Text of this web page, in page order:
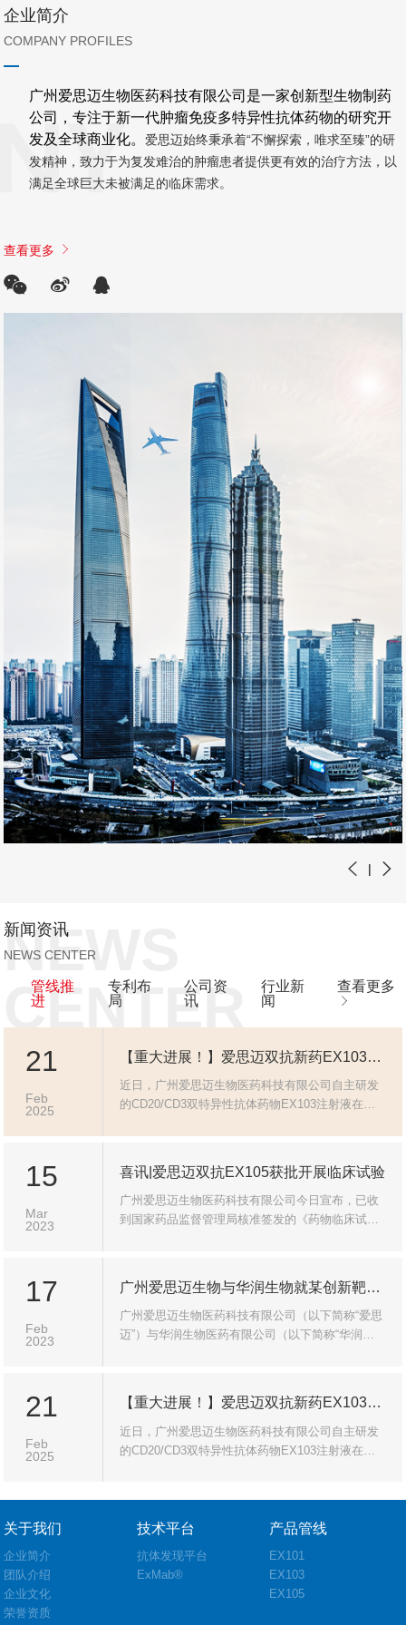
企业简介
COMPANY PROFILES
广州爱思迈生物医药科技有限公司是一家创新型生物制药
公司，专注于新一代肿瘤免疫多特异性抗体药物的研究开
发及全球商业化。 爱思迈始终秉承着“不懈探索，唯求至臻”的研
发精神，致力于为复发难治的肿瘤患者提供更有效的治疗方法，以
满足全球巨大未被满足的临床需求。
查看更多
|
新闻资讯
NEWS CENTER
NEWS
CENTER
管线推
进
专利布
局
公司资
讯
行业新
闻
查看更多
21
Feb
2025
【重大进展！】爱思迈双抗新药EX103初步II期临床数据再创佳绩，疗效显著超越全球同类产品，同时将进军自免领域！
近日，广州爱思迈生物医药科技有限公司自主研发
的CD20/CD3双特异性抗体药物EX103注射液在复
15
Mar
2023
喜讯|爱思迈双抗EX105获批开展临床试验
广州爱思迈生物医药科技有限公司今日宣布，已收
到国家药品监督管理局核准签发的《药物临床试验
17
Feb
2023
广州爱思迈生物与华润生物就某创新靶点双特异性抗体药物合作开发达成战略意向协议
广州爱思迈生物医药科技有限公司（以下简称“爱思
迈”）与华润生物医药有限公司（以下简称“华润生
21
Feb
2025
【重大进展！】爱思迈双抗新药EX103初步II期临床数据再创佳绩，疗效显著超越全球同类产品，同时将进军自免领域！
近日，广州爱思迈生物医药科技有限公司自主研发
的CD20/CD3双特异性抗体药物EX103注射液在复
关于我们
企业简介
团队介绍
企业文化
荣誉资质
技术平台
抗体发现平台
ExMab®
产品管线
EX101
EX103
EX105